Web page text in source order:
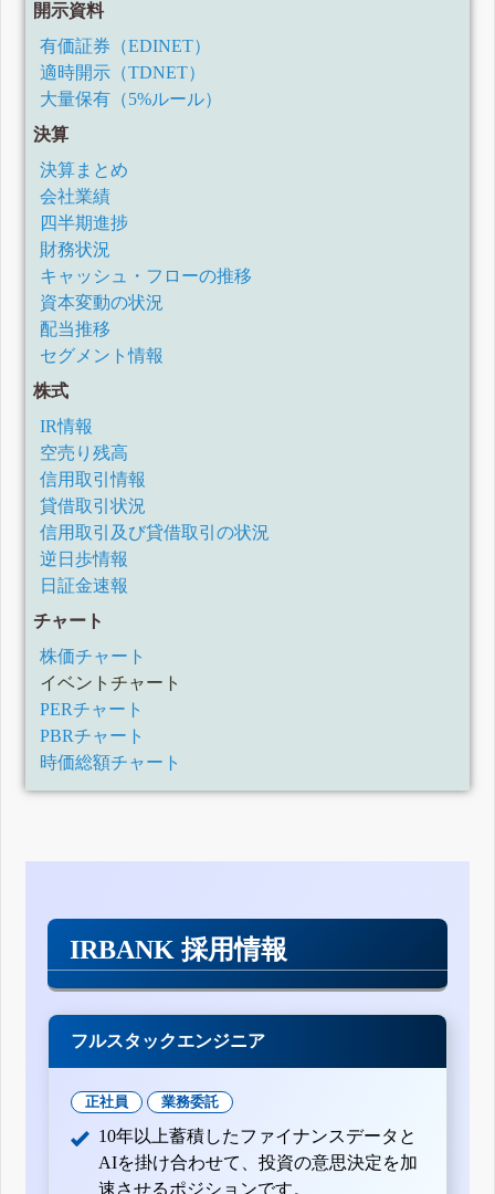
開示資料
有価証券（EDINET）
適時開示（TDNET）
大量保有（5%ルール）
決算
決算まとめ
会社業績
四半期進捗
財務状況
キャッシュ・フローの推移
資本変動の状況
配当推移
セグメント情報
株式
IR情報
空売り残高
信用取引情報
貸借取引状況
信用取引及び貸借取引の状況
逆日歩情報
日証金速報
チャート
株価チャート
イベントチャート
PERチャート
PBRチャート
時価総額チャート
IRBANK 採用情報
フルスタックエンジニア
正社員 業務委託
10年以上蓄積したファイナンスデータと
AIを掛け合わせて、投資の意思決定を加
速させるポジションです。